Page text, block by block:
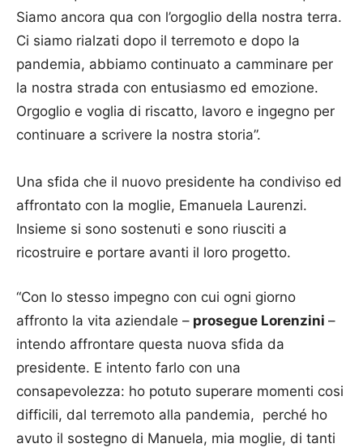
Siamo ancora qua con l’orgoglio della nostra terra.
Ci siamo rialzati dopo il terremoto e dopo la
pandemia, abbiamo continuato a camminare per
la nostra strada con entusiasmo ed emozione.
Orgoglio e voglia di riscatto, lavoro e ingegno per
continuare a scrivere la nostra storia”.
Una sfida che il nuovo presidente ha condiviso ed
affrontato con la moglie, Emanuela Laurenzi.
Insieme si sono sostenuti e sono riusciti a
ricostruire e portare avanti il loro progetto.
“Con lo stesso impegno con cui ogni giorno
affronto la vita aziendale – prosegue Lorenzini –
intendo affrontare questa nuova sfida da
presidente. E intento farlo con una
consapevolezza: ho potuto superare momenti cosi
difficili, dal terremoto alla pandemia, perché ho
avuto il sostegno di Manuela, mia moglie, di tanti